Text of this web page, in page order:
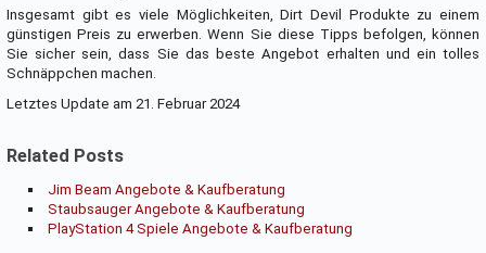
Insgesamt gibt es viele Möglichkeiten, Dirt Devil Produkte zu einem
günstigen Preis zu erwerben. Wenn Sie diese Tipps befolgen, können
Sie sicher sein, dass Sie das beste Angebot erhalten und ein tolles
Schnäppchen machen.
Letztes Update am 21. Februar 2024
Related Posts
Jim Beam Angebote & Kaufberatung
Staubsauger Angebote & Kaufberatung
PlayStation 4 Spiele Angebote & Kaufberatung